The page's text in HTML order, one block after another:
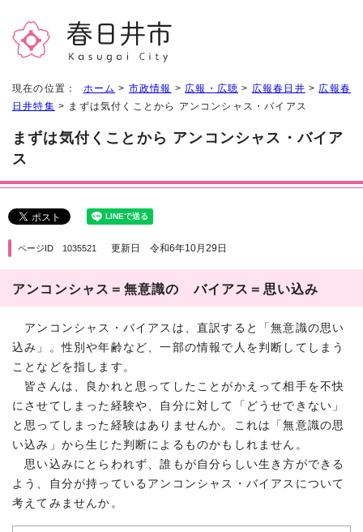
現在の位置： ホーム > 市政情報 > 広報・広聴 > 広報春日井 > 広報春
日井特集 > まずは気付くことから アンコンシャス・バイアス
まずは気付くことから アンコンシャス・バイア
ス
ページID 1035521 更新日 令和6年10月29日
アンコンシャス＝無意識の バイアス＝思い込み
アンコンシャス・バイアスは、直訳すると「無意識の思い
込み」。性別や年齢など、一部の情報で人を判断してしまう
ことなどを指します。
皆さんは、良かれと思ってしたことがかえって相手を不快
にさせてしまった経験や、自分に対して「どうせできない」
と思ってしまった経験はありませんか。これは「無意識の思
い込み」から生じた判断によるものかもしれません。
思い込みにとらわれず、誰もが自分らしい生き方ができる
よう、自分が持っているアンコンシャス・バイアスについて
考えてみませんか。